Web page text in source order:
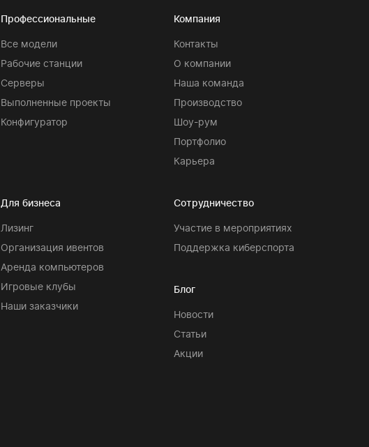
Профессиональные
Все модели
Рабочие станции
Серверы
Выполненные проекты
Конфигуратор
Компания
Контакты
О компании
Наша команда
Производство
Шоу-рум
Портфолио
Карьера
Для бизнеса
Лизинг
Организация ивентов
Аренда компьютеров
Игровые клубы
Наши заказчики
Сотрудничество
Участие в мероприятиях
Поддержка киберспорта
Блог
Новости
Статьи
Акции